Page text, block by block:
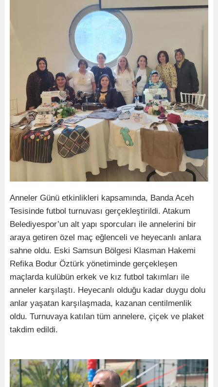
Anneler Günü etkinlikleri kapsamında, Banda Aceh
Tesisinde futbol turnuvası gerçekleştirildi. Atakum
Belediyespor’un alt yapı sporcuları ile annelerini bir
araya getiren özel maç eğlenceli ve heyecanlı anlara
sahne oldu. Eski Samsun Bölgesi Klasman Hakemi
Refika Bodur Öztürk yönetiminde gerçekleşen
maçlarda kulübün erkek ve kız futbol takımları ile
anneler karşılaştı. Heyecanlı olduğu kadar duygu dolu
anlar yaşatan karşılaşmada, kazanan centilmenlik
oldu. Turnuvaya katılan tüm annelere, çiçek ve plaket
takdim edildi.